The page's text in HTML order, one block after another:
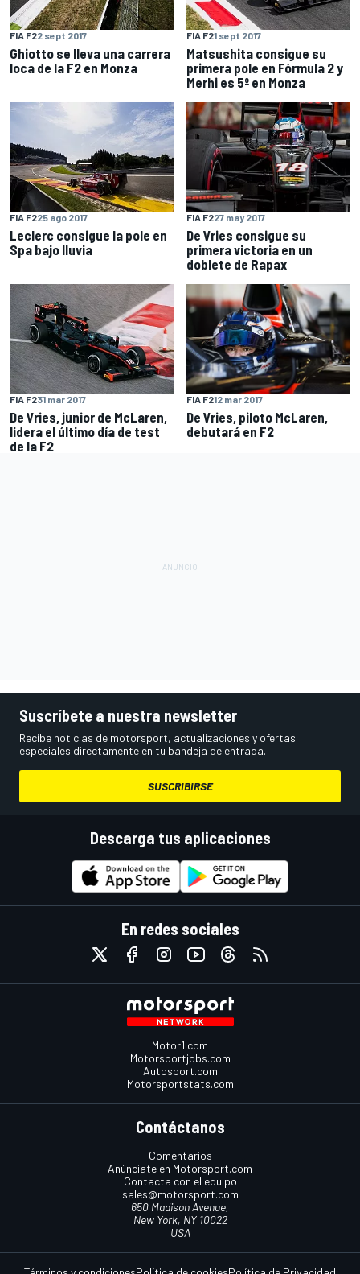
FIA F22 sept 2017
Ghiotto se lleva una carrera
loca de la F2 en Monza
FIA F21 sept 2017
Matsushita consigue su
primera pole en Fórmula 2 y
Merhi es 5º en Monza
FIA F225 ago 2017
Leclerc consigue la pole en
Spa bajo lluvia
FIA F227 may 2017
De Vries consigue su
primera victoria en un
doblete de Rapax
FIA F231 mar 2017
De Vries, junior de McLaren,
lidera el último día de test
de la F2
FIA F212 mar 2017
De Vries, piloto McLaren,
debutará en F2
Suscríbete a nuestra newsletter
Recibe noticias de motorsport, actualizaciones y ofertas
especiales directamente en tu bandeja de entrada.
SUSCRIBIRSE
Descarga tus aplicaciones
En redes sociales
Motor1.com
Motorsportjobs.com
Autosport.com
Motorsportstats.com
Contáctanos
Comentarios
Anúnciate en Motorsport.com
Contacta con el equipo
sales@motorsport.com
650 Madison Avenue,
New York, NY 10022
USA